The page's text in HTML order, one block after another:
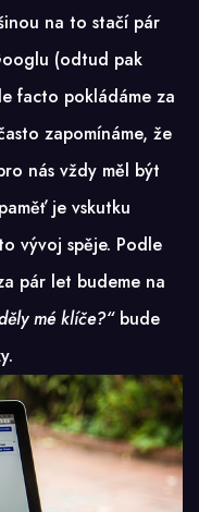
na to stačí pár
(odtud pak
facto pokládáme za
zapomínáme, že
nás vždy měl být
je vskutku
vývoj spěje. Podle
pár let budeme na
mé klíče?“ bude